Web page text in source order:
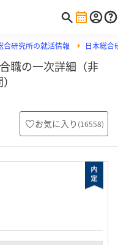
合研究所の就活情報 日本総合
職の一次詳細（非
お気に入り (16558)